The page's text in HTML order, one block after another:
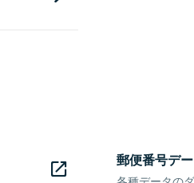
郵便番号デ